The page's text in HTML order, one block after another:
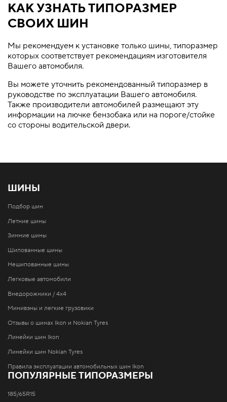
КАК УЗНАТЬ ТИПОРАЗМЕР
СВОИХ ШИН
Мы рекомендуем к установке только шины, типоразмер
которых соответствует рекомендациям изготовителя
Вашего автомобиля.
Вы можете уточнить рекомендованный типоразмер в
руководстве по эксплуатации Вашего автомобиля.
Также производители автомобилей размещают эту
информации на лючке бензобака или на пороге/стойке
со стороны водительской двери.
ШИНЫ
Подбор шин
Летние шины
Зимние шины
Шипованные шины
Нешипованные шины
Легковые автомобили
Внедорожники / 4x4
Минивэны и легкие грузовики
Отзывы о шинах Ikon и Nokian Tyres
Линейки шин Ikon
Линейки шин Nokian Tyres
Правила эксплуатации автомобильных шин Ikon
ПОПУЛЯРНЫЕ ТИПОРАЗМЕРЫ
185/65R15